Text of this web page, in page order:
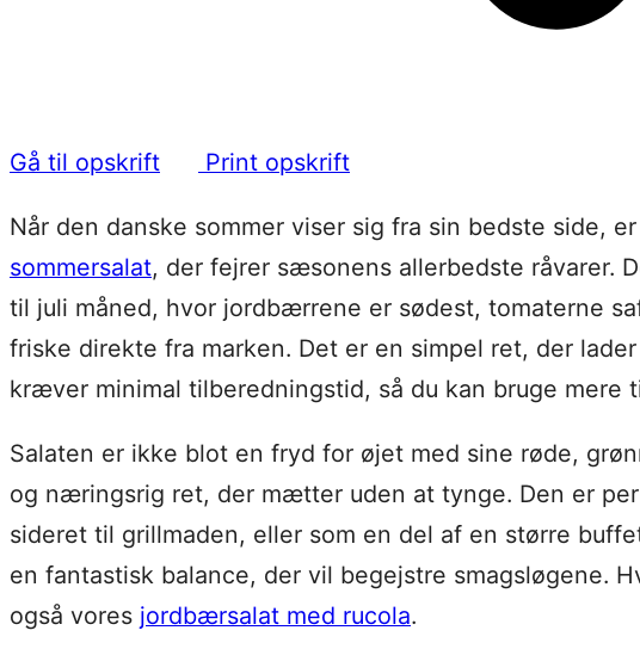
Gå til opskrift Print opskrift
Når den danske sommer viser sig fra sin bedste side,
sommersalat, der fejrer sæsonens allerbedste råvarer.
til juli måned, hvor jordbærrene er sødest, tomaterne
friske direkte fra marken. Det er en simpel ret, der
kræver minimal tilberedningstid, så du kan bruge mere
Salaten er ikke blot en fryd for øjet med sine røde,
og næringsrig ret, der mætter uden at tynge. Den er
sideret til grillmaden, eller som en del af en større
en fantastisk balance, der vil begejstre smagsløgene.
også vores jordbærsalat med rucola.